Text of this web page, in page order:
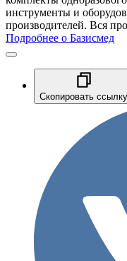
инструменты и
производителей. Вся
Подробнее о Базисмед
Скопировать ссылку